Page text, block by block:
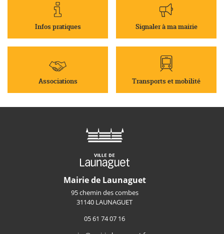
Infos pratiques Signaler à ma mairie
Associations Transports et mobilité
Mairie de Launaguet
95 chemin des combes
31140 LAUNAGUET
05 61 74 07 16